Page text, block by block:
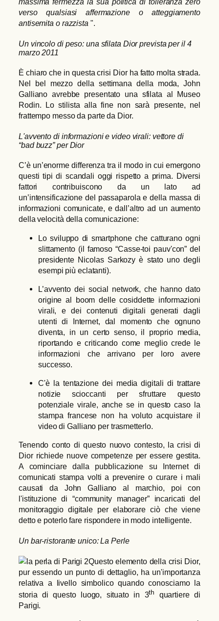
verso qualsiasi affermazione o atteggiamento
antisemita o razzista ".
Un vincolo di peso: una sfilata Dior prevista per il 4
marzo 2011
È chiaro che in questa crisi Dior ha fatto molta strada.
Nel bel mezzo della settimana della moda, John
Galliano avrebbe presentato una sfilata al Museo
Rodin. Lo stilista alla fine non sarà presente, nel
frattempo messo da parte da Dior.
L'avvento di informazioni e video virali: vettore di
“bad buzz” per Dior
C’è un’enorme differenza tra il modo in cui emergono
questi tipi di scandali oggi rispetto a prima. Diversi
fattori contribuiscono da un lato ad
un’intensificazione del passaparola e della massa di
informazioni comunicate, e dall’altro ad un aumento
della velocità della comunicazione:
Lo sviluppo di smartphone che catturano ogni
slittamento (il famoso “Casse-toi pauv'con” del
presidente Nicolas Sarkozy è stato uno degli
esempi più eclatanti).
L’avvento dei social network, che hanno dato
origine al boom delle cosiddette informazioni
virali, e dei contenuti digitali generati dagli
utenti di Internet, dal momento che ognuno
diventa, in un certo senso, il proprio media,
riportando e criticando come meglio crede le
informazioni che arrivano per loro avere
successo.
C'è la tentazione dei media digitali di trattare
notizie scioccanti per sfruttare questo
potenziale virale, anche se in questo caso la
stampa francese non ha voluto acquistare il
video di Galliano per trasmetterlo.
Tenendo conto di questo nuovo contesto, la crisi di
Dior richiede nuove competenze per essere gestita.
A cominciare dalla pubblicazione su Internet di
comunicati stampa volti a prevenire o curare i mali
causati da John Galliano al marchio, poi con
l'istituzione di “community manager” incaricati del
monitoraggio digitale per elaborare ciò che viene
detto e poterlo fare rispondere in modo intelligente.
Un bar-ristorante unico: La Perle
Questo elemento della crisi Dior,
pur essendo un punto di dettaglio, ha un'importanza
relativa a livello simbolico quando conosciamo la
storia di questo luogo, situato in 3th
quartiere di
Parigi.